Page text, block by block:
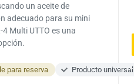
para reserva Producto universal
un aceite de
adecuado para su mini
Multi UTTO es una